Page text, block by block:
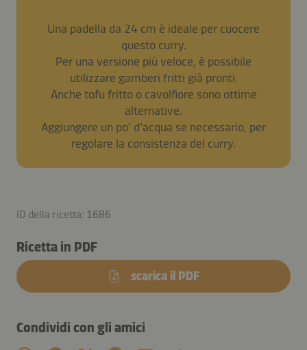
Una padella da 24 cm è ideale per cuocere
questo curry.
Per una versione più veloce, è possibile
utilizzare gamberi fritti già pronti.
Anche tofu fritto o cavolfiore sono ottime
alternative.
Aggiungere un po’ d’acqua se necessario, per
regolare la consistenza del curry.
ID della ricetta: 1686
Ricetta in PDF
scarica il PDF
Condividi con gli amici